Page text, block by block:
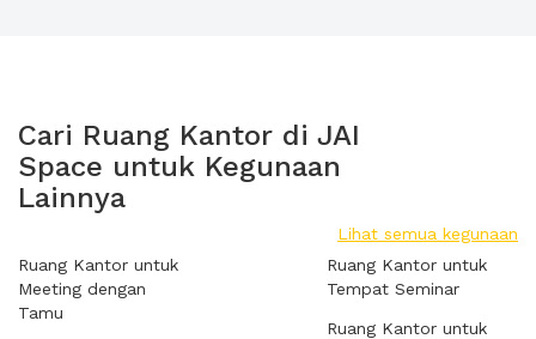
Cari Ruang Kantor di JAI
Space untuk Kegunaan
Lainnya
Lihat semua kegunaan
Ruang Kantor untuk
Meeting dengan
Tamu
Ruang Kantor untuk
Tempat Seminar
Ruang Kantor untuk